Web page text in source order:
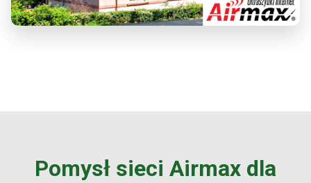
Pomysł sieci Airmax dla